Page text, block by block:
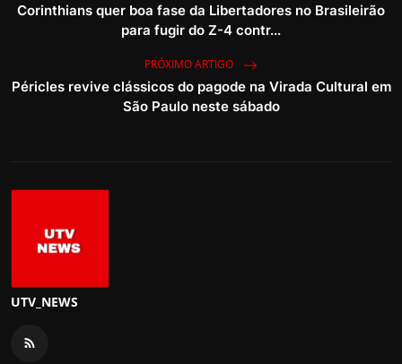
Corinthians quer boa fase da Libertadores no Brasileirão
para fugir do Z-4 contr...
PRÓXIMO ARTIGO
Péricles revive clássicos do pagode na Virada Cultural em
São Paulo neste sábado
UTV_NEWS